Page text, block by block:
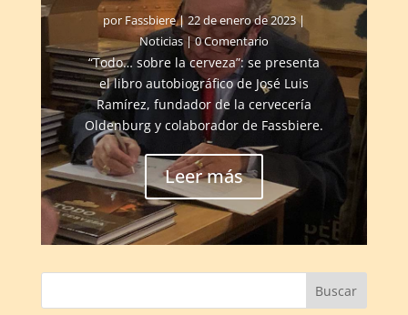
por Fassbiere| 22 de enero de 2023|
Noticias| 0 Comentario
“Todo… sobre la cerveza”: se presenta
el libro autobiográfico de José Luis
Ramírez, fundador de la cervecería
Oldenburg y colaborador de Fassbiere.
Leer más
Buscar